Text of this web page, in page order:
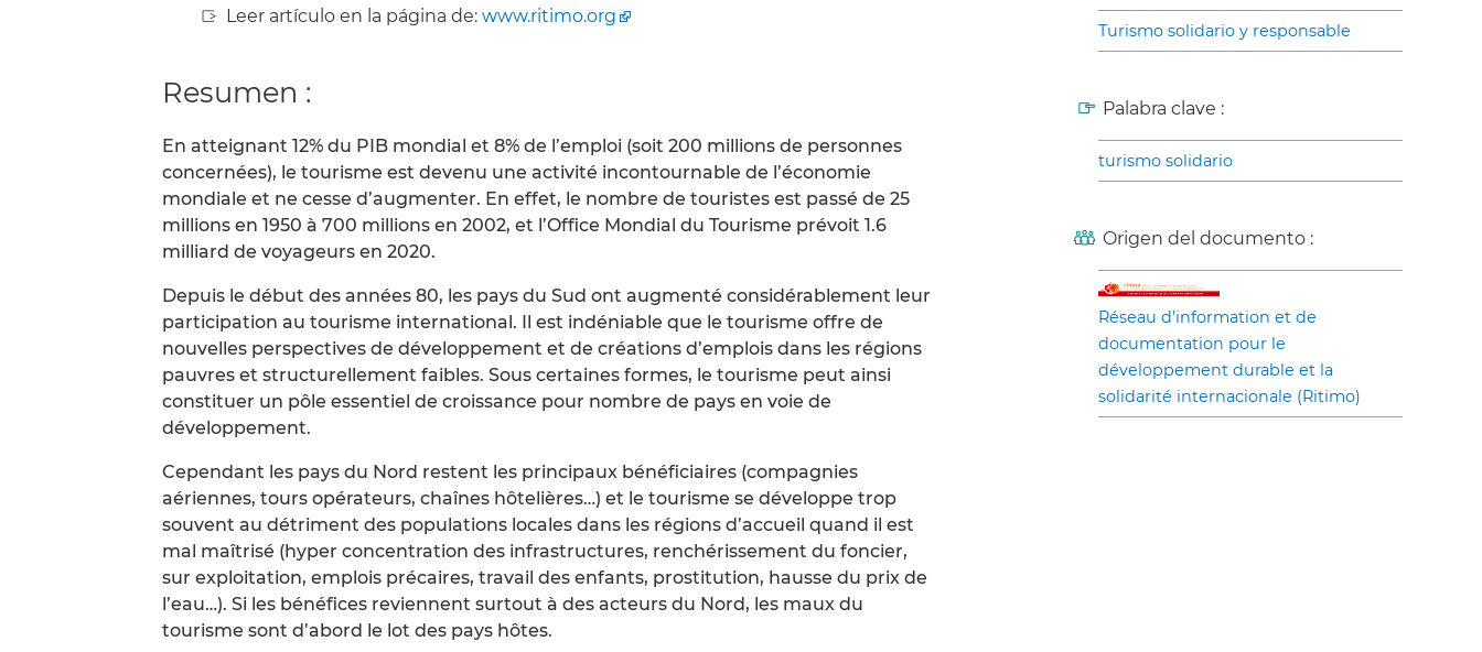
Leer artículo en la página de: www.ritimo.org
Resumen :
En atteignant 12% du PIB mondial et 8% de l’emploi (soit 200 millions de personnes
concernées), le tourisme est devenu une activité incontournable de l’économie
mondiale et ne cesse d’augmenter. En effet, le nombre de touristes est passé de 25
millions en 1950 à 700 millions en 2002, et l’Office Mondial du Tourisme prévoit 1.6
milliard de voyageurs en 2020.
Depuis le début des années 80, les pays du Sud ont augmenté considérablement leur
participation au tourisme international. Il est indéniable que le tourisme offre de
nouvelles perspectives de développement et de créations d’emplois dans les régions
pauvres et structurellement faibles. Sous certaines formes, le tourisme peut ainsi
constituer un pôle essentiel de croissance pour nombre de pays en voie de
développement.
Cependant les pays du Nord restent les principaux bénéficiaires (compagnies
aériennes, tours opérateurs, chaînes hôtelières…) et le tourisme se développe trop
souvent au détriment des populations locales dans les régions d’accueil quand il est
mal maîtrisé (hyper concentration des infrastructures, renchérissement du foncier,
sur exploitation, emplois précaires, travail des enfants, prostitution, hausse du prix de
l’eau…). Si les bénéfices reviennent surtout à des acteurs du Nord, les maux du
tourisme sont d’abord le lot des pays hôtes.
Turismo solidario y responsable
Palabra clave :
turismo solidario
Origen del documento :
Réseau d’information et de
documentation pour le
développement durable et la
solidarité internacionale (Ritimo)